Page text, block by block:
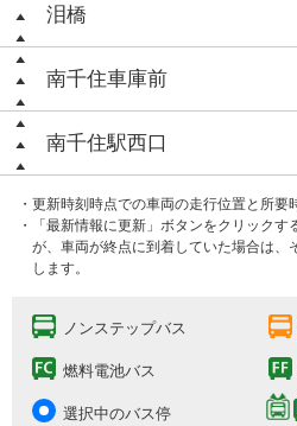
泪橋
南千住車庫前
南千住駅西口
・更新時刻時点での車両の走行位置と所要
・「最新情報に更新」ボタンをクリック
が、車両が終点に到着していた場合は、
します。
ノンステップバス
燃料電池バス
選択中のバス停